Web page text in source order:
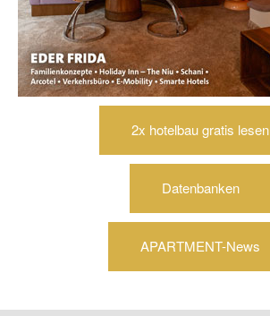
2x hotelbau gratis lesen
Datenbanken
APARTMENT-News